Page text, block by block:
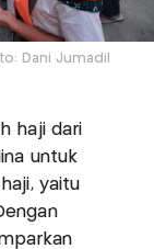
Dani Jumadil
haji dari
untuk
yaitu